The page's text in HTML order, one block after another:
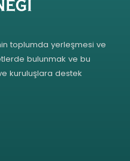
toplumda yerleşmesi ve
bulunmak ve bu
kuruluşlara destek